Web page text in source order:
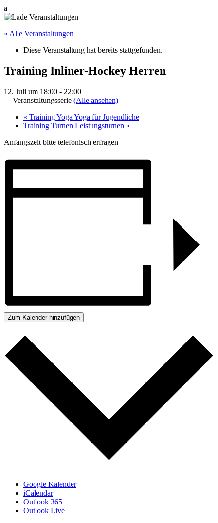
a
« Alle Veranstaltungen
Diese Veranstaltung hat bereits stattgefunden.
Training Inliner-Hockey Herren
12. Juli um 18:00 - 22:00
Veranstaltungsserie (Alle ansehen)
« Training Yoga Yoga für Jugendliche
Training Turnen Leistungsturnen »
Anfangszeit bitte telefonisch erfragen
Zum Kalender hinzufügen
Google Kalender
iCalendar
Outlook 365
Outlook Live